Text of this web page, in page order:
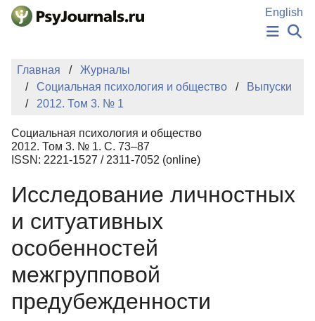
Перейти к основному содержанию
English
НОВОСТИ
ИЗДАНИЯ
БАЗА ЗНАНИЙ
КЛЮЧЕВЫЕ СЛОВА
Регистрация
Главная
Журналы
Социальная психология и общество
Выпуски
2012. Том 3. № 1
Социальная психология и общество
2012. Том 3. № 1. С. 73–87
ISSN: 2221-1527 / 2311-7052 (online)
Исследование личностных
и ситуативных
особенностей
межгрупповой
предубежденности